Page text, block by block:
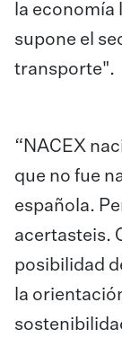
la economía
supone el
transporte".
“NACEX
que no fue
española.
acertasteis.
posibilidad
la